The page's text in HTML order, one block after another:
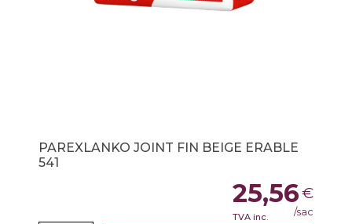
PAREXLANKO JOINT FIN BEIGE ERABLE
541
25,56€
TVA inc. /sac